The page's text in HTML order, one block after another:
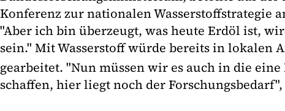
Konferenz zur nationalen Wasserstoffstrategie
"Aber ich bin überzeugt, was heute Erdöl ist,
sein." Mit Wasserstoff würde bereits in lokalen
gearbeitet. "Nun müssen wir es auch in die
schaffen, hier liegt noch der Forschungsbedarf",